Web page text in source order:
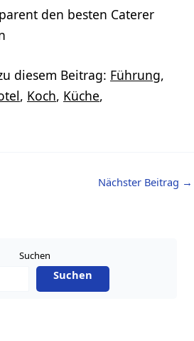
den besten Caterer
diesem Beitrag: Führung,
, Koch, Küche,
Nächster Beitrag →
Suchen
Suchen